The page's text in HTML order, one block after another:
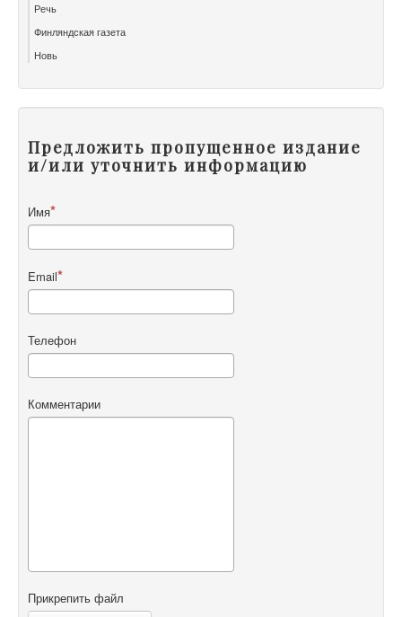
Речь
Финляндская газета
Новь
Предложить пропущенное издание
и/или уточнить информацию
Имя
Email
Телефон
Комментарии
Прикрепить файл